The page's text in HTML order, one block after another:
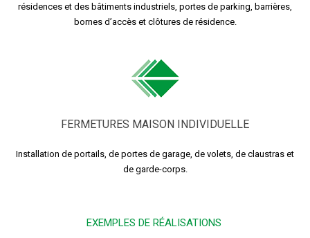
résidences et des bâtiments industriels, portes de parking, barrières,
bornes d’accès et clôtures de résidence.
FERMETURES MAISON INDIVIDUELLE
Installation de portails, de portes de garage, de volets, de claustras et
de garde-corps.
EXEMPLES DE RÉALISATIONS